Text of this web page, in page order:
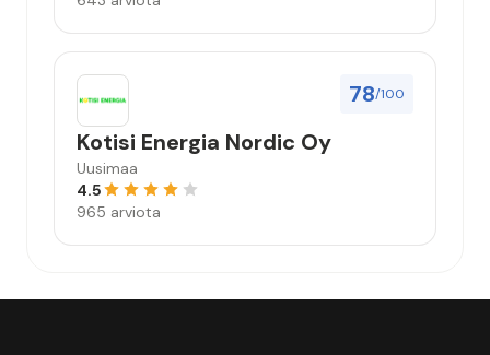
78/100
Kotisi Energia Nordic Oy
Uusimaa
4.5
965 arviota